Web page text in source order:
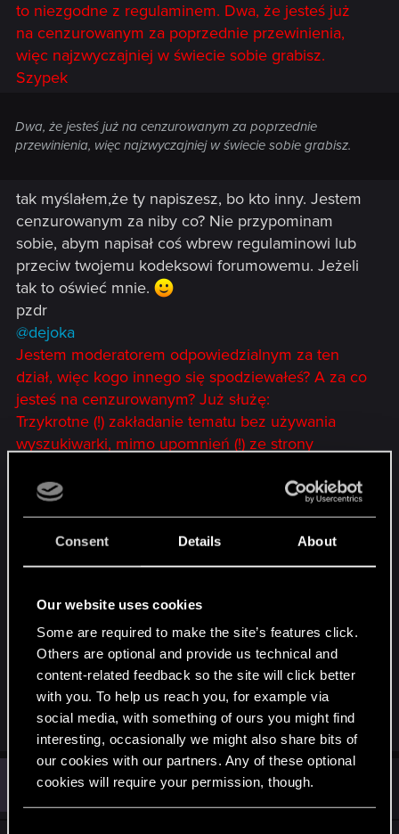
Consent Details About
Our website uses cookies
Some are required to make the site’s features click.
Others are optional and provide us technical and
content-related feedback so the site will click better
with you. To help us reach you, for example via
social media, with something of ours you might find
interesting, occasionally we might also share bits of
our cookies with our partners. Any of these optional
cookies will require your permission, though.
to niezgodne z regulaminem. Dwa, że jesteś już
na cenzurowanym za poprzednie przewinienia,
więc najzwyczajniej w świecie sobie grabisz.
Szypek
Dwa, że jesteś już na cenzurowanym za poprzednie
przewinienia, więc najzwyczajniej w świecie sobie grabisz.
tak myślałem,że ty napiszesz, bo kto inny. Jestem
cenzurowanym za niby co? Nie przypominam
sobie, abym napisał coś wbrew regulaminowi lub
przeciw twojemu kodeksowi forumowemu. Jeżeli
tak to oświeć mnie.
pzdr
@dejoka
Jestem moderatorem odpowiedzialnym za ten
dział, więc kogo innego się spodziewałeś? A za co
jesteś na cenzurowanym? Już służę:
Trzykrotne (!) zakładanie tematu bez używania
wyszukiwarki, mimo upomnień (!) ze strony
Dwukrotne (znowu, mimo upomnień) pisanie
Same przewinienia nie są jakieś strasznie wielkie,
A ponieważ zawsze albo była używana formatka
założonym przez siebie, nie masz prawa
tłumaczyć się, że nie widziałeś.
Szypek
Last edited by a moderator: May 2, 2014
A Arius Senior user